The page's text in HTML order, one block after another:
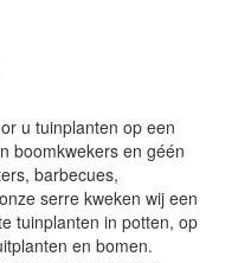
u tuinplanten op een
boomkwekers en géén
barbecues,
serre kweken wij een
tuinplanten in potten, op
en bomen.